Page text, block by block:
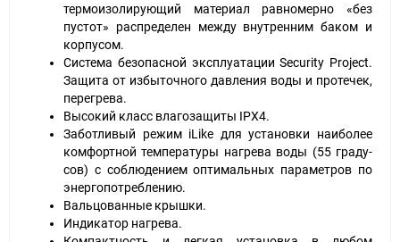
термоизолирующий материал равномерно «без
пустот» распределен между внутренним баком и
корпусом.
Система безопасной эксплуатации Security Project.
Защита от избыточного давления воды и протечек,
перегрева.
Высокий класс влагозащиты IPX4.
Заботливый режим iLike для установки наиболее
комфортной температуры нагрева воды (55 граду-
сов) с соблюдением оптимальных параметров по
энергопотреблению.
Вальцованные крышки.
Индикатор нагрева.